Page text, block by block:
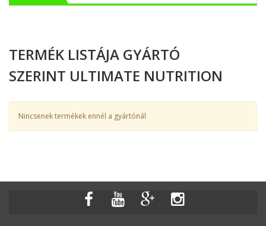
TERMÉK LISTÁJA GYÁRTÓ
SZERINT ULTIMATE NUTRITION
Nincsenek termékek ennél a gyártónál